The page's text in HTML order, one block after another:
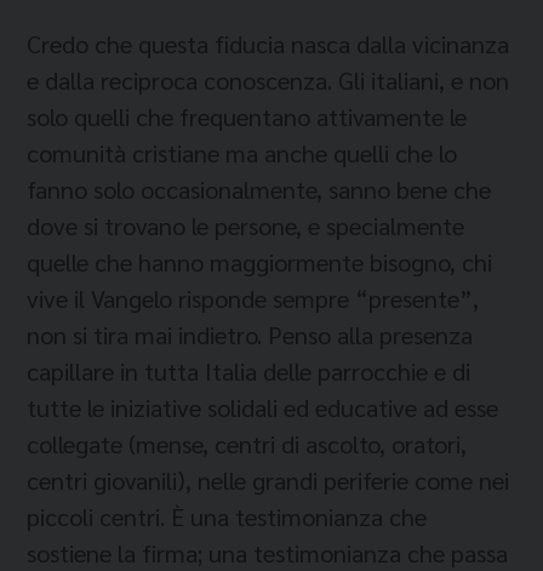
Credo che questa fiducia nasca dalla vicinanza
e dalla reciproca conoscenza. Gli italiani, e non
solo quelli che frequentano attivamente le
comunità cristiane ma anche quelli che lo
fanno solo occasionalmente, sanno bene che
dove si trovano le persone, e specialmente
quelle che hanno maggiormente bisogno, chi
vive il Vangelo risponde sempre “presente”,
non si tira mai indietro. Penso alla presenza
capillare in tutta Italia delle parrocchie e di
tutte le iniziative solidali ed educative ad esse
collegate (mense, centri di ascolto, oratori,
centri giovanili), nelle grandi periferie come nei
piccoli centri. È una testimonianza che
sostiene la firma; una testimonianza che passa